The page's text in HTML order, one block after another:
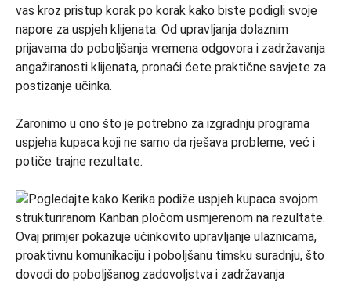
vas kroz pristup korak po korak kako biste podigli svoje
napore za uspjeh klijenata. Od upravljanja dolaznim
prijavama do poboljšanja vremena odgovora i zadržavanja
angažiranosti klijenata, pronaći ćete praktične savjete za
postizanje učinka.
Zaronimo u ono što je potrebno za izgradnju programa
uspjeha kupaca koji ne samo da rješava probleme, već i
potiče trajne rezultate.